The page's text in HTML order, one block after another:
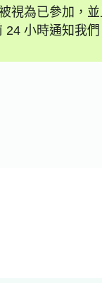
視為已參加，
小時通知我